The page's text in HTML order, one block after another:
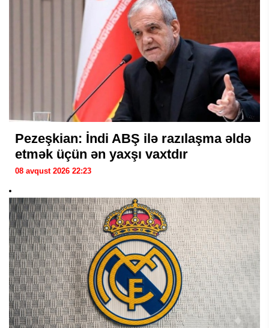
Pezeşkian: İndi ABŞ ilə razılaşma əldə
etmək üçün ən yaxşı vaxtdır
08 avqust 2026 22:23